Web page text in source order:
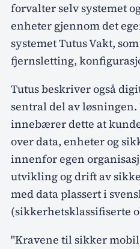
forvalter selv systemet
enheter gjennom det
systemet Tutus Vakt,
fjernsletting,
Tutus beskriver også
sentral del av
innebærer dette at
over data, enheter og
innenfor egen
utvikling og drift av
med data plassert i
(sikkerhetsklassifiserte
"Kravene til sikker